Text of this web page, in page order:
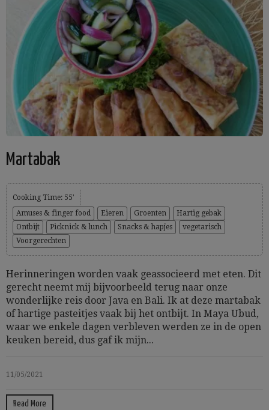
Martabak
Cooking Time: 55'
Amuses & finger food
Eieren Groenten
Hartig gebak
Ontbijt
Picknick & lunch Snacks & hapjes
vegetarisch
Voorgerechten
Herinneringen worden vaak geassocieerd met eten. Dit
gerecht neemt mij bijvoorbeeld terug naar onze
wonderlijke reis door Java en Bali. Ik at deze martabak
of hartige pasteitjes vaak bij het ontbijt. In Maya Ubud,
waar we enkele dagen verbleven werden ze in de open
keuken bereid, dus gaf ik mijn...
11/05/2021
Read More